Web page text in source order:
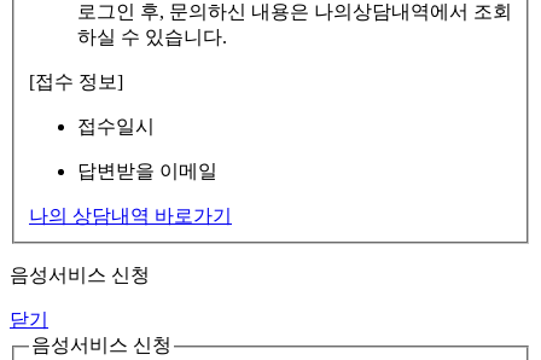
로그인 후, 문의하신 내용은 나의상담내역에서 조회
하실 수 있습니다.
[접수 정보]
접수일시
답변받을 이메일
나의 상담내역 바로가기
음성서비스 신청
닫기
음성서비스 신청